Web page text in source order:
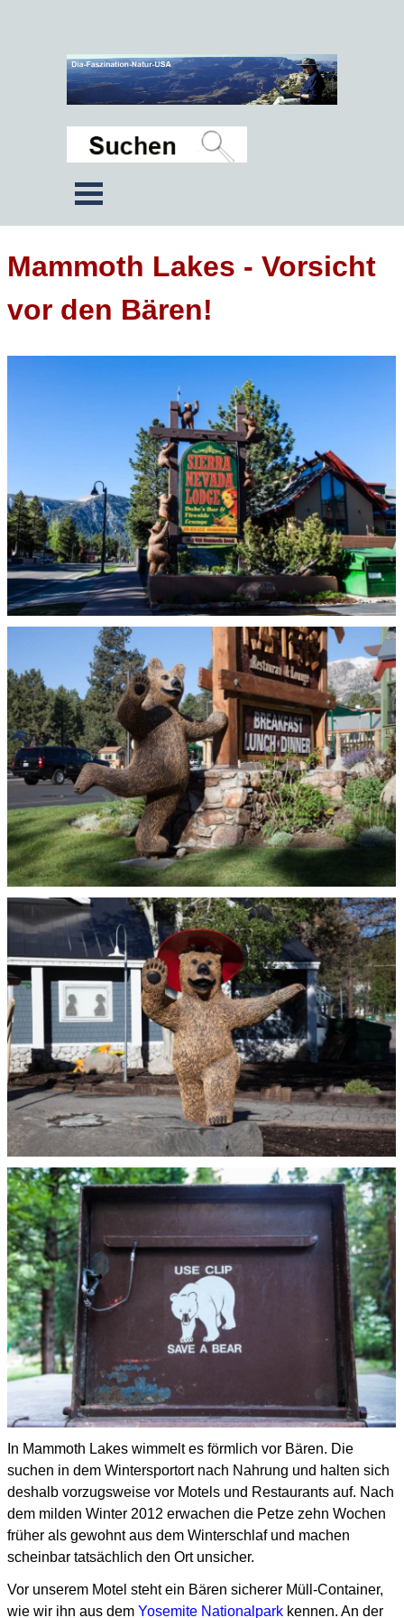
Mammoth Lakes - Vorsicht
vor den Bären!
In Mammoth Lakes wimmelt es förmlich vor Bären. Die
suchen in dem Wintersportort nach Nahrung und halten sich
deshalb vorzugsweise vor Motels und Restaurants auf. Nach
dem milden Winter 2012 erwachen die Petze zehn Wochen
früher als gewohnt aus dem Winterschlaf und machen
scheinbar tatsächlich den Ort unsicher.
Vor unserem Motel steht ein Bären sicherer Müll-Container,
wie wir ihn aus dem Yosemite Nationalpark kennen. An der